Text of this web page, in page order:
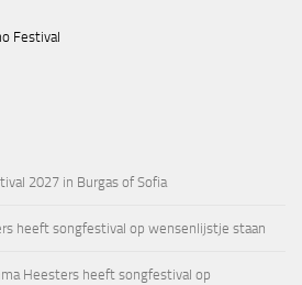
Festival
2027 in Burgas of Sofia
heeft songfestival op wensenlijstje staan
Heesters heeft songfestival op